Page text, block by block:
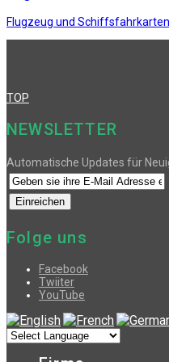
Flugzeug und
TOP
NEWSLETTER
Automatische Updates für
Folge uns
Facebook
Twiiter
YouTube